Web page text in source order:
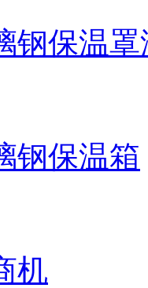
钢保温
钢保温箱
机